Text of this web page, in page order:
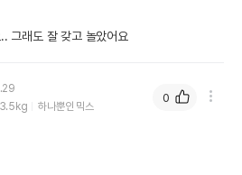
그래도 잘 갖고 놀았어요
3.5kg 하나뿐인 믹스
0